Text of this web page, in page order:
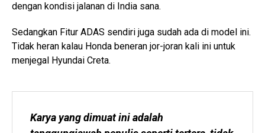
dengan kondisi jalanan di India sana.
Sedangkan Fitur ADAS sendiri juga sudah ada di model ini.
Tidak heran kalau Honda beneran jor-joran kali ini untuk
menjegal Hyundai Creta.
Karya yang dimuat ini adalah